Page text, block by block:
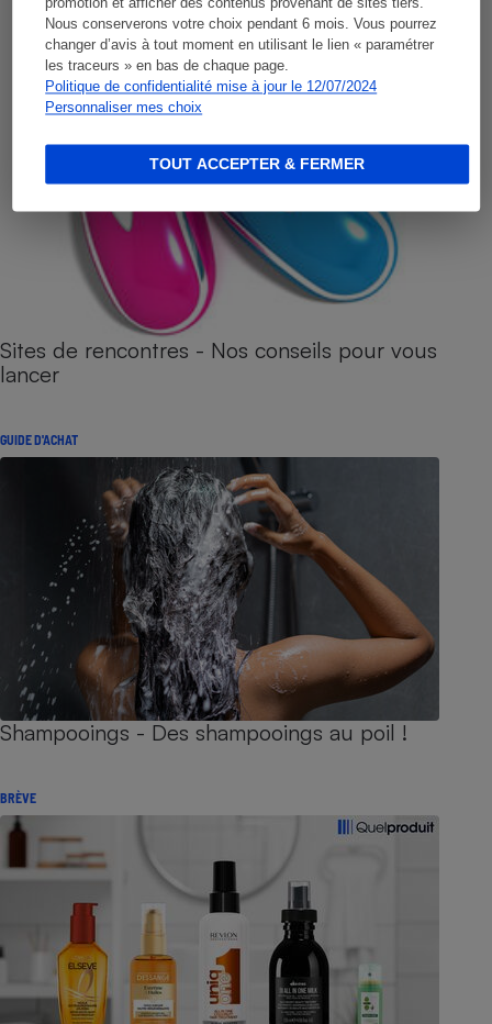
promotion et afficher des contenus provenant de sites tiers.
Nous conserverons votre choix pendant 6 mois. Vous pourrez
changer d’avis à tout moment en utilisant le lien « paramétrer
les traceurs » en bas de chaque page.
Politique de confidentialité mise à jour le 12/07/2024
Personnaliser mes choix
TOUT ACCEPTER & FERMER
Sites de rencontres - Nos conseils pour vous
lancer
GUIDE D'ACHAT
Shampooings - Des shampooings au poil !
BRÈVE